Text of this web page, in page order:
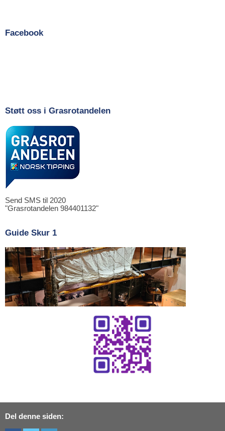
Facebook
Støtt oss i Grasrotandelen
Send SMS til 2020
"Grasrotandelen 984401132"
Guide Skur 1
Del denne siden: